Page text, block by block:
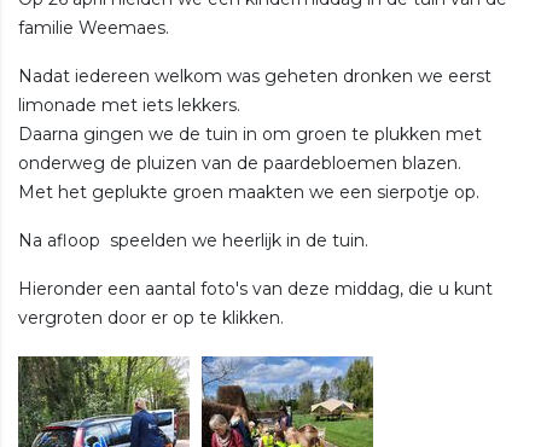
familie Weemaes.
Nadat iedereen welkom was geheten dronken we eerst
limonade met iets lekkers.
Daarna gingen we de tuin in om groen te plukken met
onderweg de pluizen van de paardebloemen blazen.
Met het geplukte groen maakten we een sierpotje op.
Na afloop speelden we heerlijk in de tuin.
Hieronder een aantal foto's van deze middag, die u kunt
vergroten door er op te klikken.